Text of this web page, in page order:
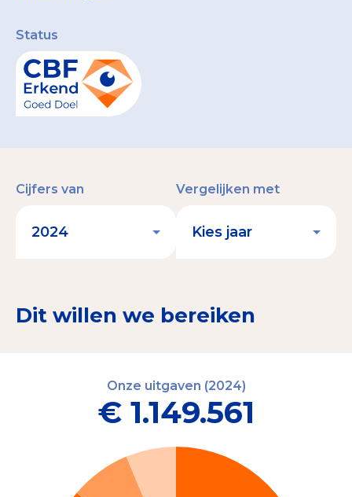
Status
Dit willen we bereiken
Cijfers van Vergelijken met
Onze uitgaven (2024)
€ 1.149.561